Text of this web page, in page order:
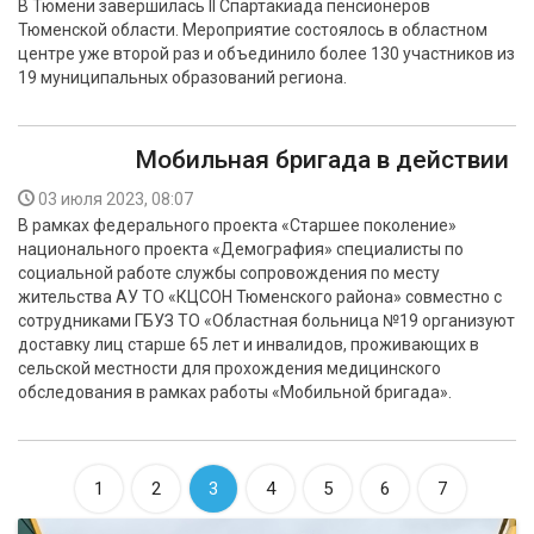
В Тюмени завершилась II Спартакиада пенсионеров
Тюменской области. Мероприятие состоялось в областном
центре уже второй раз и объединило более 130 участников из
19 муниципальных образований региона.
Мобильная бригада в действии
03 июля 2023, 08:07
В рамках федерального проекта «Старшее поколение»
национального проекта «Демография» специалисты по
социальной работе службы сопровождения по месту
жительства АУ ТО «КЦСОН Тюменского района» совместно с
сотрудниками ГБУЗ ТО «Областная больница №19 организуют
доставку лиц старше 65 лет и инвалидов, проживающих в
сельской местности для прохождения медицинского
обследования в рамках работы «Мобильной бригада».
1 2 3 4 5 6 7